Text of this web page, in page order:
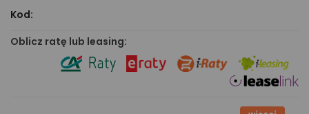
Kod:
Oblicz ratę lub leasing: